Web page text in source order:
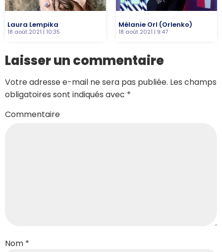
Laura Lempika
18 août 2021 10:35
Mélanie Orl (Orlenko)
18 août 2021 9:47
Laisser un commentaire
Votre adresse e-mail ne sera pas publiée. Les champs
obligatoires sont indiqués avec *
Commentaire
Nom *